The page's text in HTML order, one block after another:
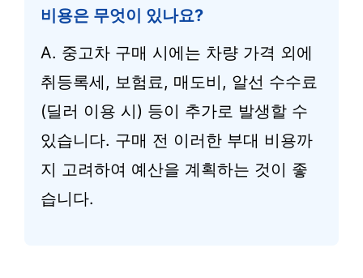
비용은 무엇이 있나요?
A. 중고차 구매 시에는 차량 가격 외에
취등록세, 보험료, 매도비, 알선 수수료
(딜러 이용 시) 등이 추가로 발생할 수
있습니다. 구매 전 이러한 부대 비용까
지 고려하여 예산을 계획하는 것이 좋
습니다.